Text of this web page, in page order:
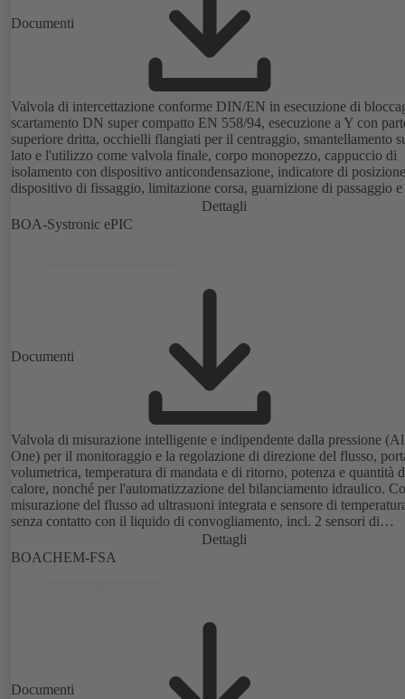
Documenti
Valvola di intercettazione conforme DIN/EN in esecuzione di
scartamento DN super compatto EN 558/94, esecuzione a Y con
superiore dritta, occhielli flangiati per il centraggio, smantellamento
lato e l'utilizzo come valvola finale, corpo monopezzo, cappuccio di
isolamento con dispositivo anticondensazione, indicatore di
dispositivo di fissaggio, limitazione corsa, guarnizione di passaggio
ritorno, esente da manutenzione, completamente isolabile.
Dettagli
BOA-Systronic ePIC
Documenti
Valvola di misurazione intelligente e indipendente dalla pressione
One) per il monitoraggio e la regolazione di direzione del flusso,
volumetrica, temperatura di mandata e di ritorno, potenza e quantità
calore, nonché per l'automatizzazione del bilanciamento idraulico.
misurazione del flusso ad ultrasuoni integrata e sensore di
senza contatto con il liquido di convogliamento, incl. 2 sensori di
temperatura aggiuntivi Pt1000 per il rilevamento della temperatura di
mandata e di ritorno, incl. funzioni di regolazione di base integrate
Dettagli
BOACHEM-FSA
Documenti